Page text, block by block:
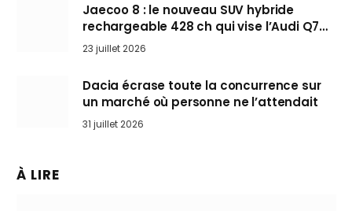
Jaecoo 8 : le nouveau SUV hybride
rechargeable 428 ch qui vise l’Audi Q7
arrive en Europe cet automne
23 juillet 2026
Dacia écrase toute la concurrence sur
un marché où personne ne l’attendait
31 juillet 2026
À LIRE